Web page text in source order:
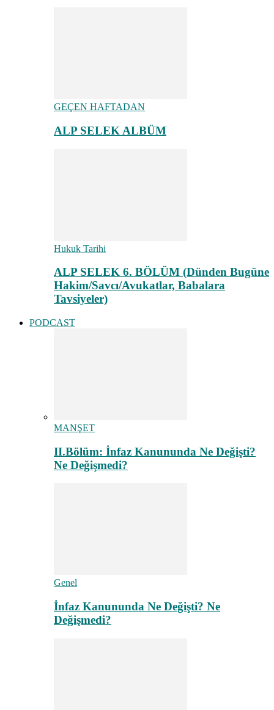
GEÇEN HAFTADAN
ALP SELEK ALBÜM
Hukuk Tarihi
ALP SELEK 6. BÖLÜM (Dünden Bugüne
Hakim/Savcı/Avukatlar, Babalara
Tavsiyeler)
PODCAST
MANŞET
II.Bölüm: İnfaz Kanununda Ne Değişti?
Ne Değişmedi?
Genel
İnfaz Kanununda Ne Değişti? Ne
Değişmedi?